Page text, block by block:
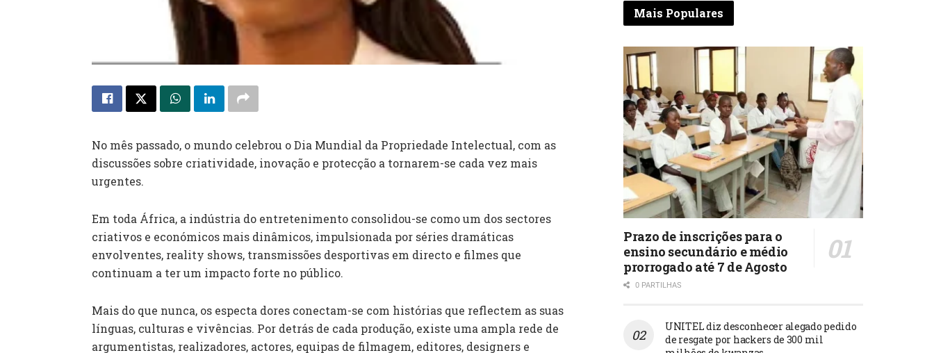
No mês passado, o mundo celebrou o Dia Mundial da Propriedade Intelectual, com as
discussões sobre criatividade, inovação e protecção a tornarem-se cada vez mais
urgentes.
Em toda África, a indústria do entretenimento consolidou-se como um dos sectores
criativos e económicos mais dinâmicos, impulsionada por séries dramáticas
envolventes, reality shows, transmissões desportivas em directo e filmes que
continuam a ter um impacto forte no público.
Mais do que nunca, os especta dores conectam-se com histórias que reflectem as suas
línguas, culturas e vivências. Por detrás de cada produção, existe uma ampla rede de
argumentistas, realizadores, actores, equipas de filmagem, editores, designers e
Mais Populares
Prazo de inscrições para o
ensino secundário e médio
prorrogado até 7 de Agosto
0 PARTILHAS
UNITEL diz desconhecer alegado pedido
de resgate por hackers de 300 mil